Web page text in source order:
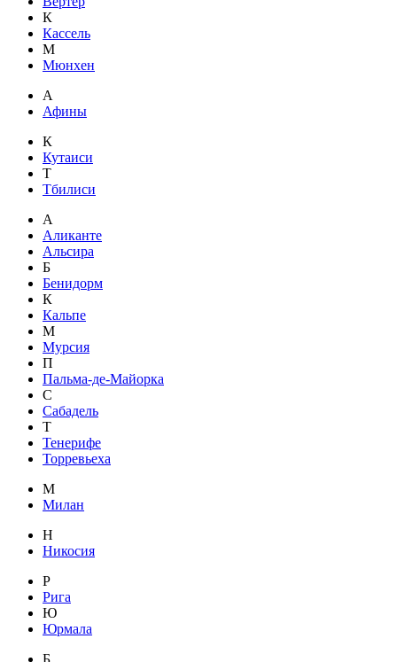
К
Кассель
М
Мюнхен
А
Афины
К
Кутаиси
Т
Тбилиси
А
Аликанте
Альсира
Б
Бенидорм
К
Кальпе
М
Мурсия
П
Пальма-де-Майорка
С
Сабадель
Т
Тенерифе
Торревьеха
М
Милан
Н
Никосия
Р
Рига
Ю
Юрмала
Б